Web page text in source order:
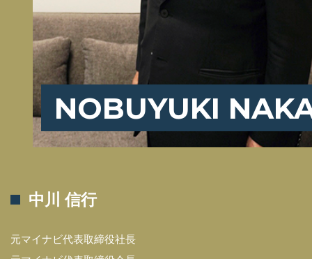
NOBUYUKI
中川 信行
元マイナビ代表取締役社長